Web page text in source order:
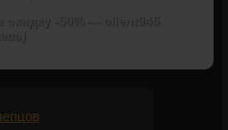
-50% — client945